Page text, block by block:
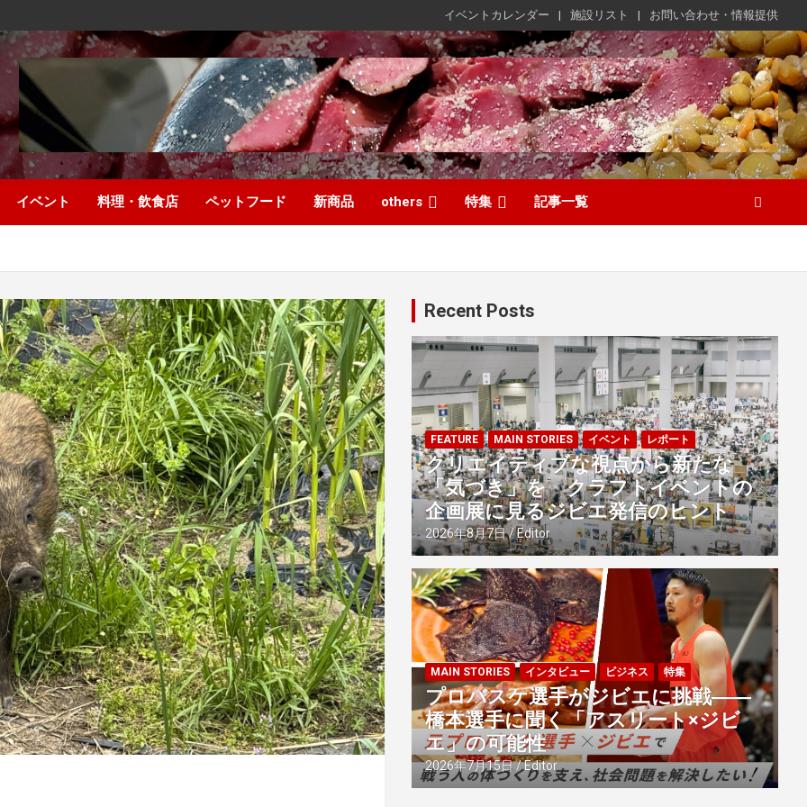
イベントカレンダー 施設リスト お問い合わせ・情報提供
イベント 料理・飲食店 ペットフード 新商品 others 特集 記事一覧
Recent Posts
FEATURE MAIN STORIES イベント レポート
クリエイティブな視点から新たな
「気づき」を クラフトイベントの
企画展に見るジビエ発信のヒント
2026年8月7日 Editor
MAIN STORIES インタビュー ビジネス 特集
プロバスケ選手がジビエに挑戦――
橋本選手に聞く「アスリート×ジビ
エ」の可能性
2026年7月15日 Editor